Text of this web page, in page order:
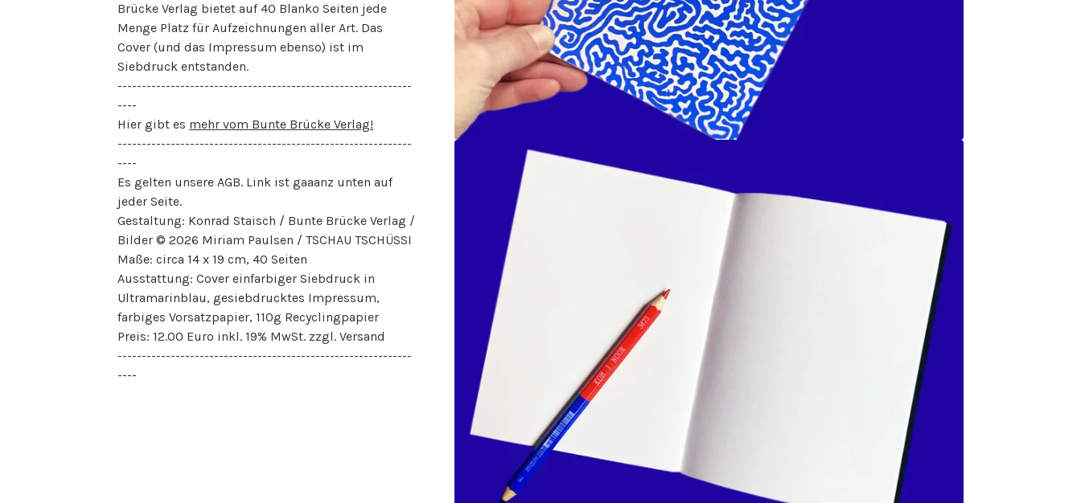
Brücke Verlag bietet auf 40 Blanko Seiten jede
Menge Platz für Aufzeichnungen aller Art. Das
Cover (und das Impressum ebenso) ist im
Siebdruck entstanden.
-------------------------------------------------------------
----
Hier gibt es mehr vom Bunte Brücke Verlag!
-------------------------------------------------------------
----
Es gelten unsere AGB. Link ist gaaanz unten auf
jeder Seite.
Gestaltung: Konrad Staisch / Bunte Brücke Verlag /
Bilder © 2026 Miriam Paulsen / TSCHAU TSCHÜSSI
Maße: circa 14 x 19 cm, 40 Seiten
Ausstattung: Cover einfarbiger Siebdruck in
Ultramarinblau, gesiebdrucktes Impressum,
farbiges Vorsatzpapier, 110g Recyclingpapier
Preis: 12.00 Euro inkl. 19% MwSt. zzgl. Versand
-------------------------------------------------------------
----